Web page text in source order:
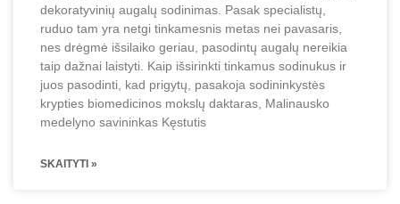
dekoratyvinių augalų sodinimas. Pasak specialistų,
ruduo tam yra netgi tinkamesnis metas nei pavasaris,
nes drėgmė išsilaiko geriau, pasodintų augalų nereikia
taip dažnai laistyti. Kaip išsirinkti tinkamus sodinukus ir
juos pasodinti, kad prigytų, pasakoja sodininkystės
krypties biomedicinos mokslų daktaras, Malinausko
medelyno savininkas Kęstutis
SKAITYTI »